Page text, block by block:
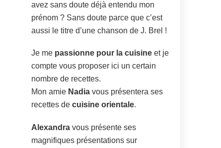
avez sans doute déjà entendu mon
prénom ? Sans doute parce que c’est
aussi le titre d’une chanson de J. Brel !
Je me passionne pour la cuisine et je
compte vous proposer ici un certain
nombre de recettes.
Mon amie Nadia vous présentera ses
recettes de cuisine orientale.
Alexandra vous présente ses
magnifiques présentations sur